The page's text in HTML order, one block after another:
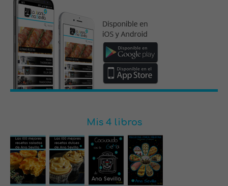
Mis 4 libros